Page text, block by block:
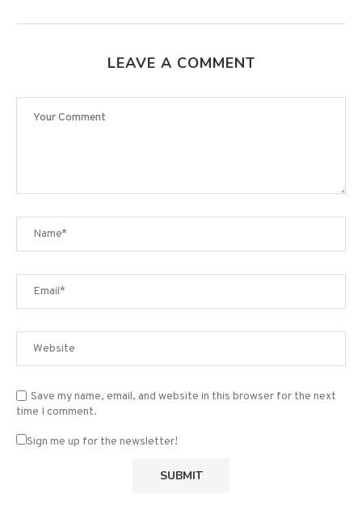
LEAVE A COMMENT
Save my name, email, and website in this browser for the next
time I comment.
Sign me up for the newsletter!